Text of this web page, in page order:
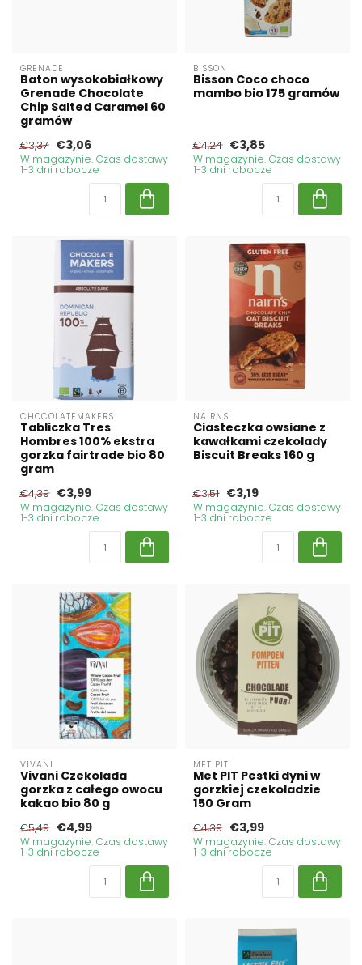
GRENADE
Baton wysokobiałkowy
Grenade Chocolate
Chip Salted Caramel 60
gramów
€3,37 €3,06
W magazynie. Czas dostawy
1-3 dni robocze
BISSON
Bisson Coco choco
mambo bio 175 gramów
€4,24 €3,85
W magazynie. Czas dostawy
1-3 dni robocze
CHOCOLATEMAKERS
Tabliczka Tres
Hombres 100% ekstra
gorzka fairtrade bio 80
gram
€4,39 €3,99
W magazynie. Czas dostawy
1-3 dni robocze
NAIRNS
Ciasteczka owsiane z
kawałkami czekolady
Biscuit Breaks 160 g
€3,51 €3,19
W magazynie. Czas dostawy
1-3 dni robocze
VIVANI
Vivani Czekolada
gorzka z całego owocu
kakao bio 80 g
€5,49 €4,99
W magazynie. Czas dostawy
1-3 dni robocze
MET PIT
Met PIT Pestki dyni w
gorzkiej czekoladzie
150 Gram
€4,39 €3,99
W magazynie. Czas dostawy
1-3 dni robocze